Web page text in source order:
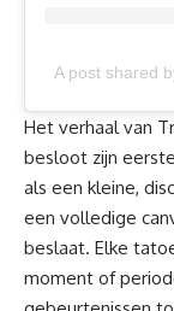
A post shared
Het verhaal van
besloot zijn
als een kleine,
een volledige
beslaat. Elke
moment of